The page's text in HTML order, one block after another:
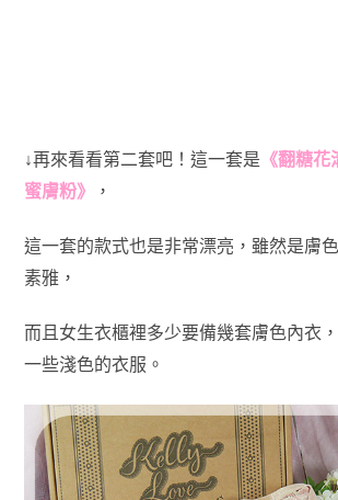
↓再來看看第二套吧！這一套是 《翻糖
蜜膚粉》
，
這一套的款式也是非常漂亮，雖然是膚
素雅，
而且女生衣櫃裡多少要備幾套膚色內衣，
一些淺色的衣服。